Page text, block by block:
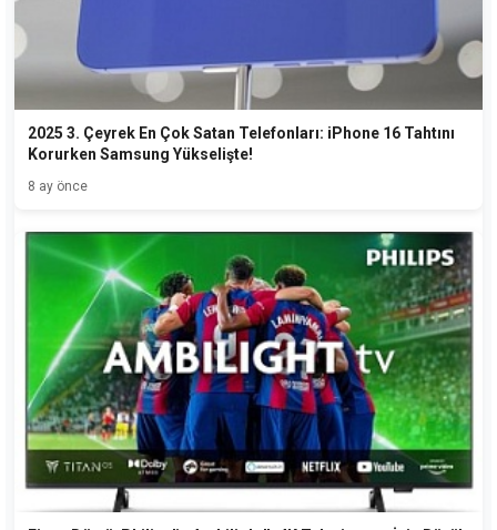
2025 3. Çeyrek En Çok Satan Telefonları: iPhone 16 Tahtını
Korurken Samsung Yükselişte!
8 ay önce